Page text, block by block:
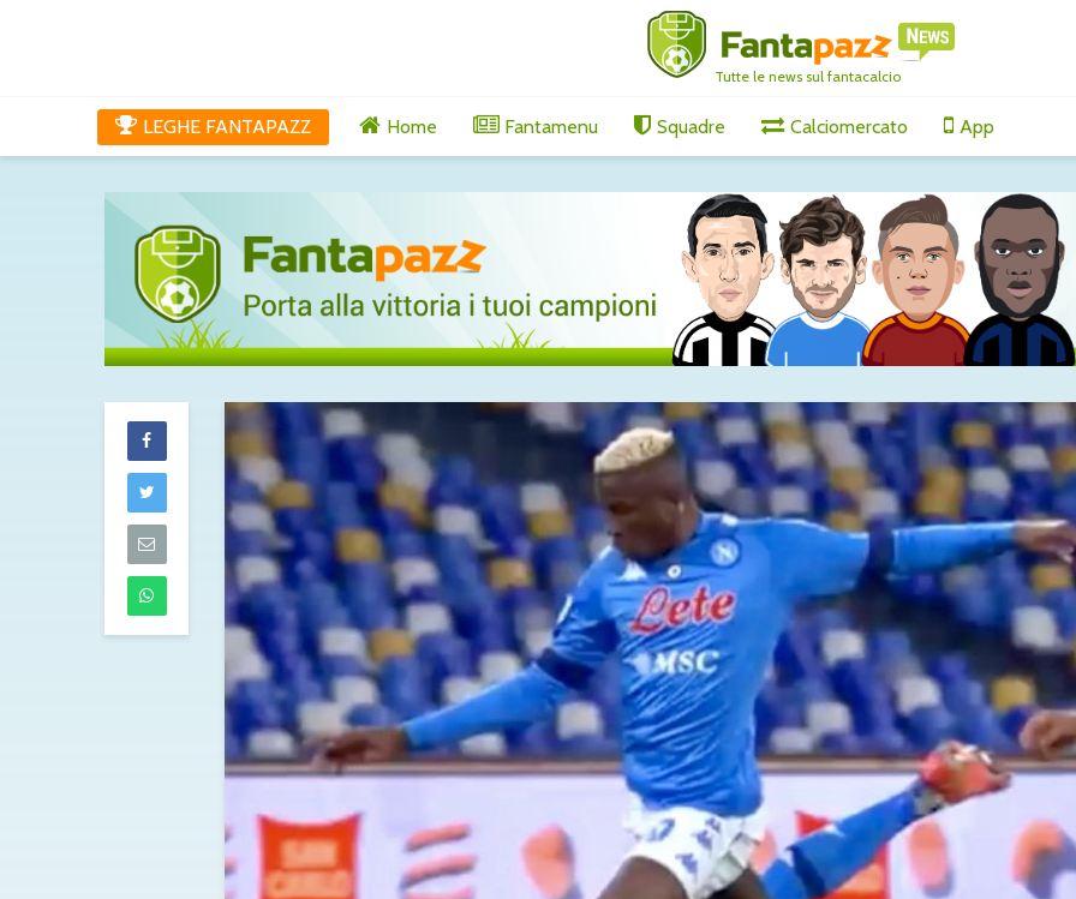
Tutte le news sul fantacalcio
LEGHE FANTAPAZZ Home Fantamenu Squadre Calciomercato App
Touré al Parma:
accordo raggiunto con
l’Atalanta
05/08/2026
Molina alla Roma: è
fatta
05/08/2026
Napoli: Lukaku non si
presenta e Gutierrez è
un giocatore del
Mastantuono alla
Fiorentina, affare fatto:
il Real Madrid dà il via
libera
05/08/2026
Roma, Molina sempre
più vicino: accordo con
l’Atletico
05/08/2026
Monza, colpo
Robinson: arriva in
prestito dal
Southampton
05/08/2026
Touré al
06/
Tutti gli
di
05/
verso il
bene
Lazio,
ko il
05/